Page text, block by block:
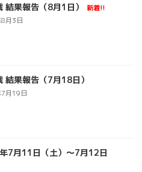
結果報告（8月1日）
新着!!
月3日
結果報告（7月18日）
月19日
7月11日（土）～7月12日